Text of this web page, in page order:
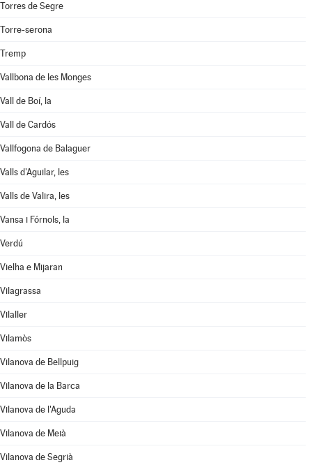
Torres de Segre
Torre-serona
Tremp
Vallbona de les Monges
Vall de Boí, la
Vall de Cardós
Vallfogona de Balaguer
Valls d'Aguilar, les
Valls de Valira, les
Vansa i Fórnols, la
Verdú
Vielha e Mijaran
Vilagrassa
Vilaller
Vilamòs
Vilanova de Bellpuig
Vilanova de la Barca
Vilanova de l'Aguda
Vilanova de Meià
Vilanova de Segrià